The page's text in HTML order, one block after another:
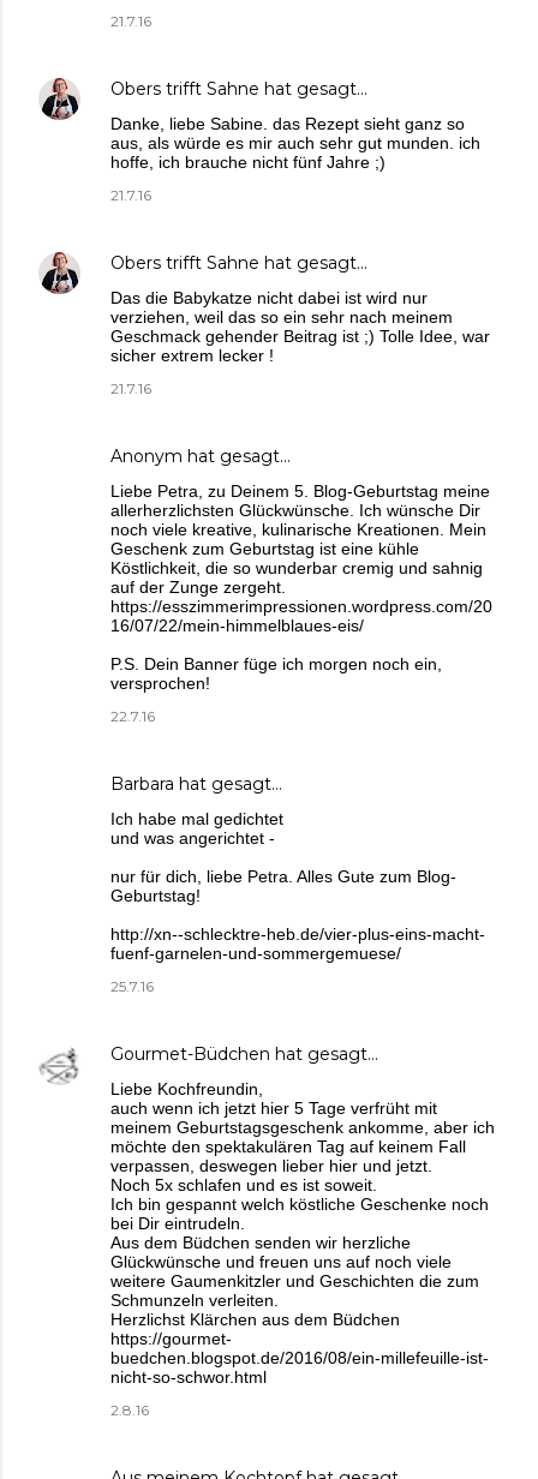
21.7.16
Obers trifft Sahne hat gesagt…
Danke, liebe Sabine. das Rezept sieht ganz so
aus, als würde es mir auch sehr gut munden. ich
hoffe, ich brauche nicht fünf Jahre ;)
21.7.16
Obers trifft Sahne hat gesagt…
Das die Babykatze nicht dabei ist wird nur
verziehen, weil das so ein sehr nach meinem
Geschmack gehender Beitrag ist ;) Tolle Idee, war
sicher extrem lecker !
21.7.16
Anonym hat gesagt…
Liebe Petra, zu Deinem 5. Blog-Geburtstag meine
allerherzlichsten Glückwünsche. Ich wünsche Dir
noch viele kreative, kulinarische Kreationen. Mein
Geschenk zum Geburtstag ist eine kühle
Köstlichkeit, die so wunderbar cremig und sahnig
auf der Zunge zergeht.
https://esszimmerimpressionen.wordpress.com/20
16/07/22/mein-himmelblaues-eis/
P.S. Dein Banner füge ich morgen noch ein,
versprochen!
22.7.16
Barbara hat gesagt…
Ich habe mal gedichtet
und was angerichtet -
nur für dich, liebe Petra. Alles Gute zum Blog-
Geburtstag!
http://xn--schlecktre-heb.de/vier-plus-eins-macht-
fuenf-garnelen-und-sommergemuese/
25.7.16
Gourmet-Büdchen hat gesagt…
Liebe Kochfreundin,
auch wenn ich jetzt hier 5 Tage verfrüht mit
meinem Geburtstagsgeschenk ankomme, aber ich
möchte den spektakulären Tag auf keinem Fall
verpassen, deswegen lieber hier und jetzt.
Noch 5x schlafen und es ist soweit.
Ich bin gespannt welch köstliche Geschenke noch
bei Dir eintrudeln.
Aus dem Büdchen senden wir herzliche
Glückwünsche und freuen uns auf noch viele
weitere Gaumenkitzler und Geschichten die zum
Schmunzeln verleiten.
Herzlichst Klärchen aus dem Büdchen
https://gourmet-
buedchen.blogspot.de/2016/08/ein-millefeuille-ist-
nicht-so-schwor.html
2.8.16